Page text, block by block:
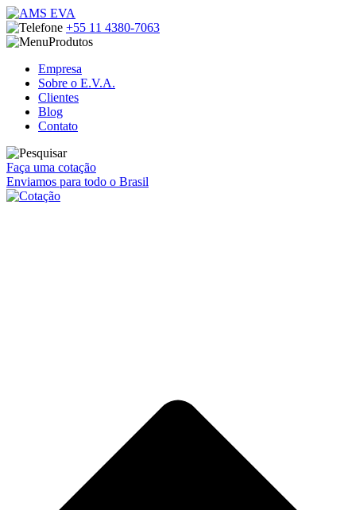
+55 11 4380-7063
Produtos
Empresa
Sobre o E.V.A.
Clientes
Blog
Contato
Faça uma cotação
Enviamos para todo o Brasil